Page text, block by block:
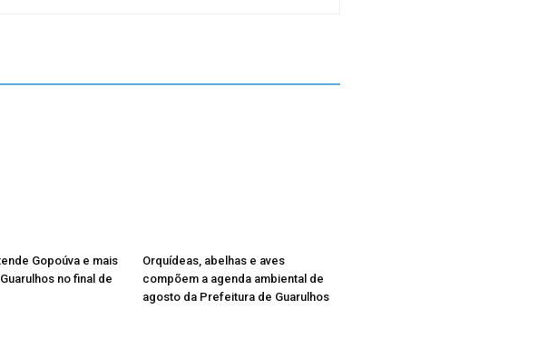
Gopoúva e mais
no final de
Orquídeas, abelhas e aves
compõem a agenda ambiental de
agosto da Prefeitura de Guarulhos